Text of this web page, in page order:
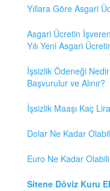
Yıllara Göre Asgari
Asgari Ücretin
Yılı Yeni Asgari
İşsizlik Ödeneği
Başvurulur ve Alınır?
İşsizlik Maaşı Kaç
Dolar Ne Kadar
Euro Ne Kadar
Sitene Döviz Kuru